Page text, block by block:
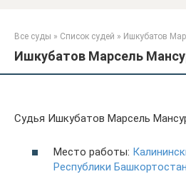
Все суды » Список судей » Ишкубатов
Ишкубатов Марсель
Судья Ишкубатов Марсель
Место работы:
Республики Башкортостан